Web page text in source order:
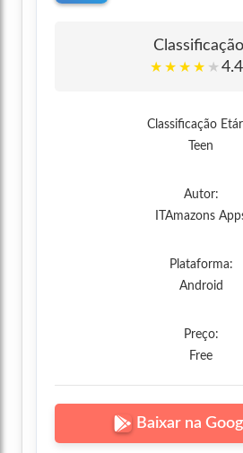
★ ★ ★ ★ ★
Classificação
Teen
Autor:
ITAmazons
Plataforma:
Android
Preço:
Free
Baixar na